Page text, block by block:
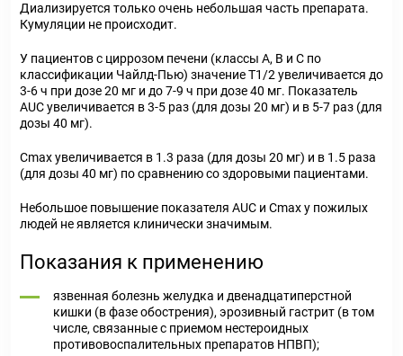
Диализируется только очень небольшая часть препарата.
Кумуляции не происходит.
У пациентов с циррозом печени (классы А, В и С по
классификации Чайлд-Пью) значение T1/2 увеличивается до
3-6 ч при дозе 20 мг и до 7-9 ч при дозе 40 мг. Показатель
AUC увеличивается в 3-5 раз (для дозы 20 мг) и в 5-7 раз (для
дозы 40 мг).
Cmax увеличивается в 1.3 раза (для дозы 20 мг) и в 1.5 раза
(для дозы 40 мг) по сравнению со здоровыми пациентами.
Небольшое повышение показателя AUC и Cmax у пожилых
людей не является клинически значимым.
Показания к применению
язвенная болезнь желудка и двенадцатиперстной
кишки (в фазе обострения), эрозивный гастрит (в том
числе, связанные с приемом нестероидных
противовоспалительных препаратов НПВП);